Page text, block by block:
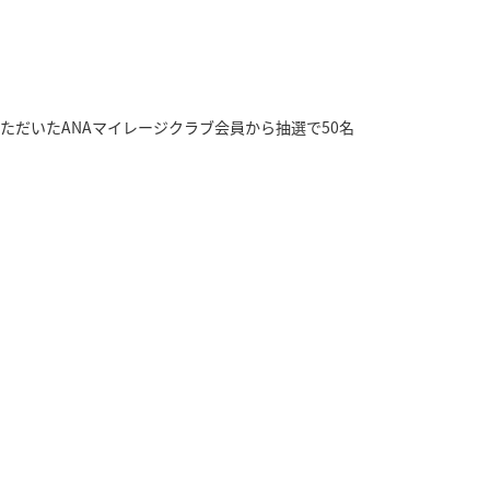
だいたANAマイレージクラブ会員から抽選で50名